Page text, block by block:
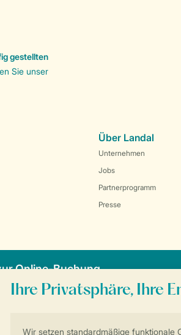
Online-Buchung
gestellten
Sie unser
Über Landal
Unternehmen
Jobs
Partnerprogramm
Presse